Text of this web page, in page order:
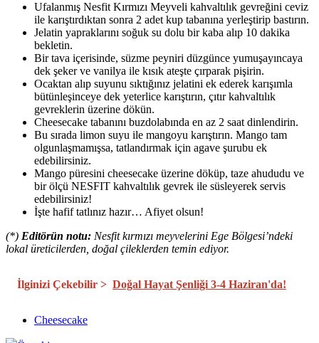
Ufalanmış Nesfit Kırmızı Meyveli kahvaltılık gevreğini ceviz
ile karıştırdıktan sonra 2 adet kup tabanına yerleştirip bastırın.
Jelatin yapraklarını soğuk su dolu bir kaba alıp 10 dakika
bekletin.
Bir tava içerisinde, süzme peyniri düzgünce yumuşayıncaya
dek şeker ve vanilya ile kısık ateşte çırparak pişirin.
Ocaktan alıp suyunu sıktığınız jelatini ek ederek karışımla
bütünleşinceye dek yeterlice karıştırın, çıtır kahvaltılık
gevreklerin üzerine dökün.
Cheesecake tabanını buzdolabında en az 2 saat dinlendirin.
Bu sırada limon suyu ile mangoyu karıştırın. Mango tam
olgunlaşmamışsa, tatlandırmak için agave şurubu ek
edebilirsiniz.
Mango püresini cheesecake üzerine döküp, taze ahududu ve
bir ölçü NESFIT kahvaltılık gevrek ile süsleyerek servis
edebilirsiniz!
İşte hafif tatlınız hazır… Afiyet olsun!
(*) Editörün notu: Nesfit kırmızı meyvelerini Ege Bölgesi’ndeki
lokal üreticilerden, doğal çileklerden temin ediyor.
İlginizi Çekebilir > Doğal Hayat Şenliği 3-4 Haziran'da!
Cheesecake